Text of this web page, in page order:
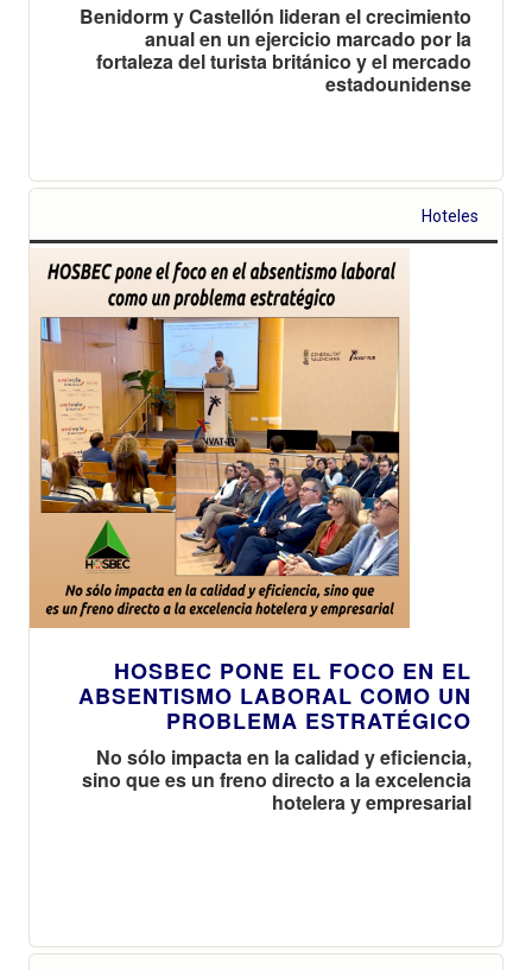
Benidorm y Castellón lideran el crecimiento
anual en un ejercicio marcado por la
fortaleza del turista británico y el mercado
estadounidense
Hoteles
HOSBEC PONE EL FOCO EN EL
ABSENTISMO LABORAL COMO UN
PROBLEMA ESTRATÉGICO
No sólo impacta en la calidad y eficiencia,
sino que es un freno directo a la excelencia
hotelera y empresarial